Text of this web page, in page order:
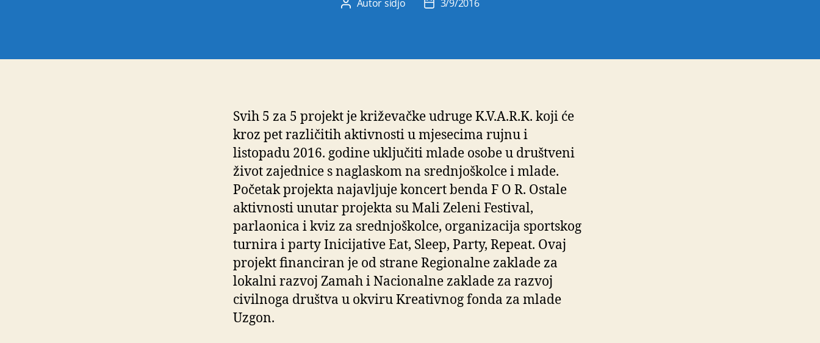
AutorAutorsidjo
Datum
3/9/2016
Svih 5 za 5 projekt je križevačke udruge K.V.A.R.K. koji će
kroz pet različitih aktivnosti u mjesecima rujnu i
listopadu 2016. godine uključiti mlade osobe u društveni
život zajednice s naglaskom na srednjoškolce i mlade.
Početak projekta najavljuje koncert benda F O R. Ostale
aktivnosti unutar projekta su Mali Zeleni Festival,
parlaonica i kviz za srednjoškolce, organizacija sportskog
turnira i party Inicijative Eat, Sleep, Party, Repeat. Ovaj
projekt financiran je od strane Regionalne zaklade za
lokalni razvoj Zamah i Nacionalne zaklade za razvoj
civilnoga društva u okviru Kreativnog fonda za mlade
Uzgon.